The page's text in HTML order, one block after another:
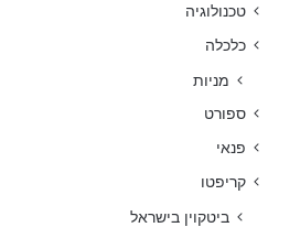
טכנולוגיה
כלכלה
מניות
ספורט
פנאי
קריפטו
ביטקוין בישראל